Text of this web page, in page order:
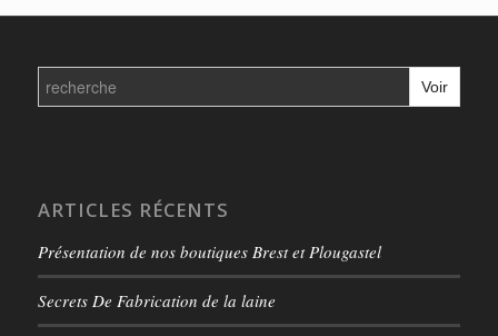
Search
for:
ARTICLES RÉCENTS
Présentation de nos boutiques Brest et Plougastel
Secrets De Fabrication de la laine